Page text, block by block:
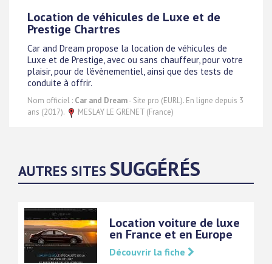
Location de véhicules de Luxe et de
Prestige Chartres
Car and Dream propose la location de véhicules de
Luxe et de Prestige, avec ou sans chauffeur, pour votre
plaisir, pour de l'évènementiel, ainsi que des tests de
conduite à offrir.
Nom officiel : Car and Dream- Site pro (EURL). En ligne depuis 3
ans (2017).
MESLAY LE GRENET (France)
AUTRES SITES SUGGÉRÉS
Location voiture de luxe
en France et en Europe
Découvrir la fiche